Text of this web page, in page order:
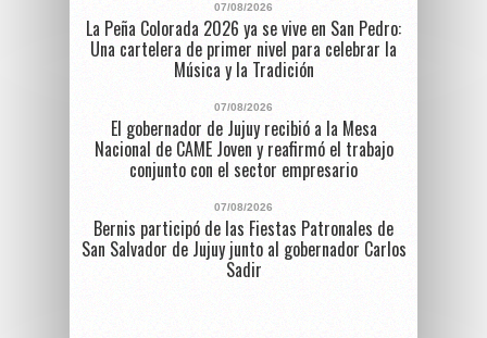
07/08/2026
La Peña Colorada 2026 ya se vive en San Pedro:
Una cartelera de primer nivel para celebrar la
Música y la Tradición
07/08/2026
El gobernador de Jujuy recibió a la Mesa
Nacional de CAME Joven y reafirmó el trabajo
conjunto con el sector empresario
07/08/2026
Bernis participó de las Fiestas Patronales de
San Salvador de Jujuy junto al gobernador Carlos
Sadir